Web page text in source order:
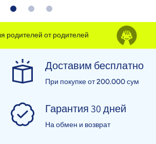
от родителей
Доставим бесплатно
При покупке от 200.000 сум
Гарантия 30 дней
На обмен и возврат